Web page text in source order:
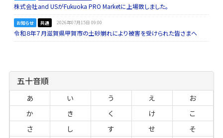
株式会社and USがFukuoka PRO Marketに上場致しました。
お知らせ 共通 2026年07月15日 09:00
令和８年７月滋賀県甲賀市の土砂崩れにより被害を受けられた皆さまへ
五十音順
あ い う え
お
か
き く け
こ
さ
し す せ
そ